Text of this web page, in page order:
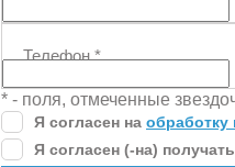
Телефон*
* - поля, отмеченные
Я согласен на
Я согласен (-на) получать